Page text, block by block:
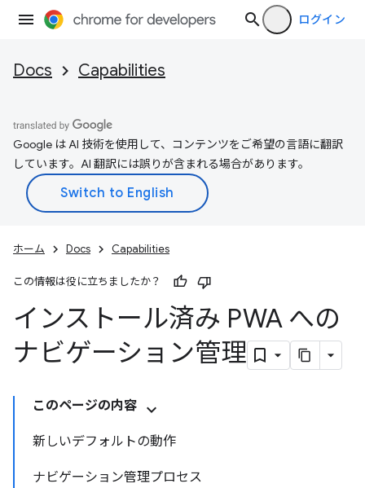
ログイン
Docs Capabilities
Google は AI 技術を使用して、コンテンツをご希望の言語に翻訳
しています。AI 翻訳には誤りが含まれる場合があります。
ホーム Docs Capabilities
この情報は役に立ちましたか？
インストール済み PWA への
ナビゲーション管理
このページの内容
新しいデフォルトの動作
ナビゲーション管理プロセス